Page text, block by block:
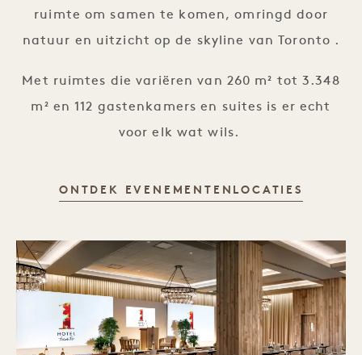
ruimte om samen te komen, omringd door
natuur en uitzicht op de skyline van Toronto .
Met ruimtes die variëren van 260 m² tot 3.348
m² en 112 gastenkamers en suites is er echt
voor elk wat wils.
ONTDEK EVENEMENTENLOCATIES